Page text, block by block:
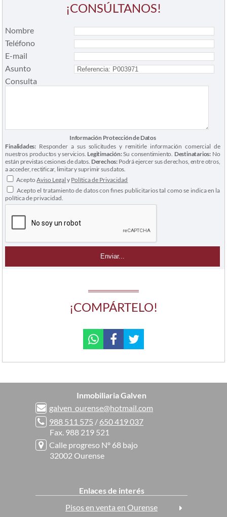
¡COMPÁRTELO!
¡CONSÚLTANOS!
Nombre
Teléfono
E-mail
Asunto
Consulta
Información Protección de Datos
Finalidades: Responder a sus solicitudes y remitirle información comercial de
nuestros productos y servicios. Legitimación:Su consentimiento. Destinatarios:No
están previstas cesiones de datos. Derechos: Podrá ejercer sus derechos, entre otros,
a acceder, rectificar, limitar y suprimir sus datos.
AceptoAviso Legal y Política de Privacidad
Acepto el tratamiento de datos con fines publicitarios tal como se indica en la
política de privacidad.
Inmobiliaria Galven
galven_ourense@hotmail.com
988 511 575 / 650 419 037
Fax. 988 219 521
Calle progreso Nº 68 bajo
32002 Ourense
Enlaces de interés
Pisos en venta en Ourense